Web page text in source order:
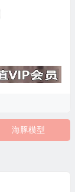
海豚模型